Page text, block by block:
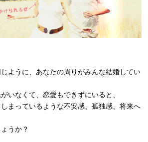
ように、あなたの周りがみんな結婚してい
いなくて、恋愛もできずにいると、
まっているような不安感、孤独感、将来へ
うか？